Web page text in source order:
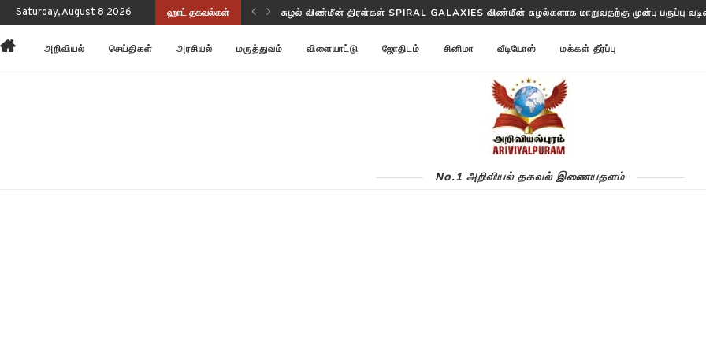
Saturday, August 8 2026 ஹாட் தகவல்கள் சுழல் விண்மீன் திரள்கள் SPIRAL GALAXIES விண்மீன் சுழல்களாக மாறுவதற்கு முன்பு பருப்பு
அறிவியல் செய்திகள் அரசியல் மருத்துவம் விளையாட்டு ஜோதிடம் சினிமா வீடியோஸ் மக்கள் தீர்ப்பு
No.1 அறிவியல் தகவல் இணையதளம்